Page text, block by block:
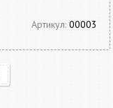
Артикул: 00003